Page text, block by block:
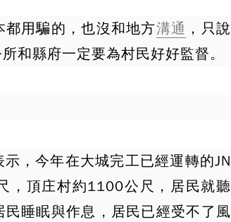
用騙的，也沒和地方溝通 ，只說
和縣府一定要為村民好好監督。
，今年在大城完工已經運轉的JN
，頂庄村約1100公尺，居民就聽
睡眠與作息，居民已經受不了風